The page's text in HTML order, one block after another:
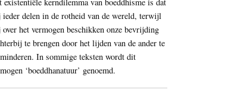
existentiële kerndilemma van boeddhisme is dat
delen in de rotheid van de wereld, terwijl
het vermogen beschikken onze bevrijding
te brengen door het lijden van de ander te
In sommige teksten wordt dit
‘boeddhanatuur’ genoemd.